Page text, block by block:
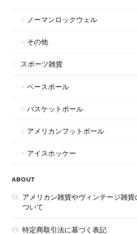
ノーマンロックウェル
その他
スポーツ雑貨
ベースボール
バスケットボール
アメリカンフットボール
アイスホッケー
ABOUT
アメリカン雑貨やヴィンテージ雑
ついて
特定商取引法に基づく表記